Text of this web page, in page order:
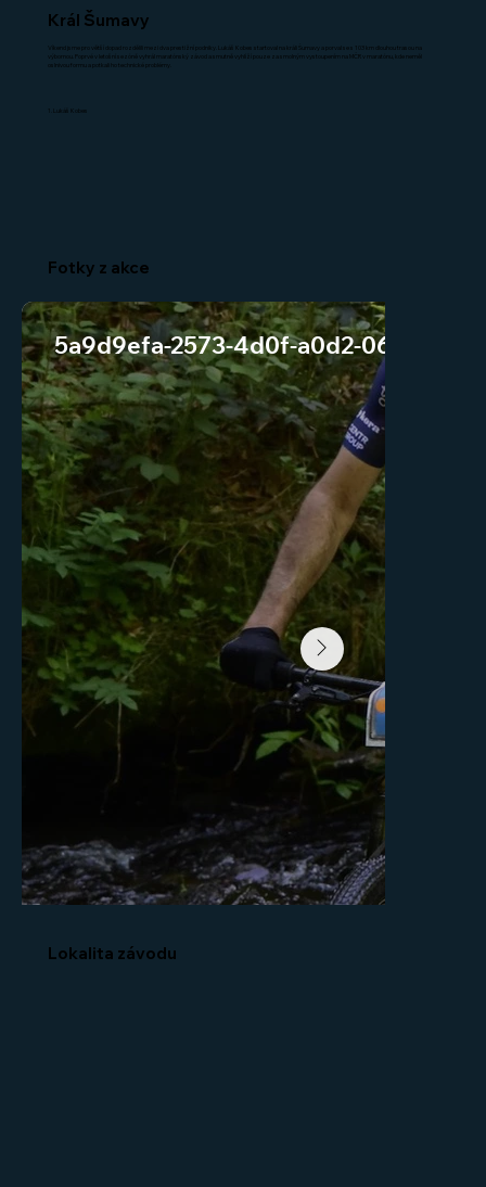
Král Šumavy
Víkend jsme pro větší dopad rozdělili mezi dva prestižní podniky. Lukáš Kobes startoval na králi Šumavy a porval se s 103 km dlouhou trasou na
výbornou. Poprvé v letošní sezóně vyhrál maratónský závod a smutně vyhlíží pouze za smolným vystoupením na MČR v maratónu, kde neměl
oslnivou formu a potkali ho technické problémy.
1. Lukáš Kobes
Fotky z akce
5a9d9efa-2573-4d0f-a0d2-
Lokalita závodu